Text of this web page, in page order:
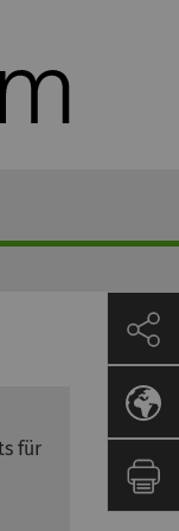
für